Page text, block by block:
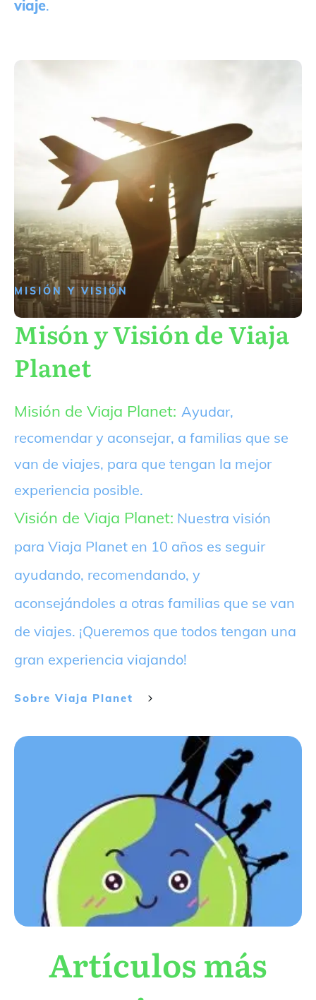
viaje.
MISIÓN Y VISIÓN
Misón y Visión de Viaja
Planet
Misión de Viaja Planet: Ayudar,
recomendar y aconsejar, a familias que se
van de viajes, para que tengan la mejor
experiencia posible.
Visión de Viaja Planet: Nuestra visión
para Viaja Planet en 10 años es seguir
ayudando, recomendando, y
aconsejándoles a otras familias que se van
de viajes. ¡Queremos que todos tengan una
gran experiencia viajando!
Sobre Viaja Planet
Artículos más